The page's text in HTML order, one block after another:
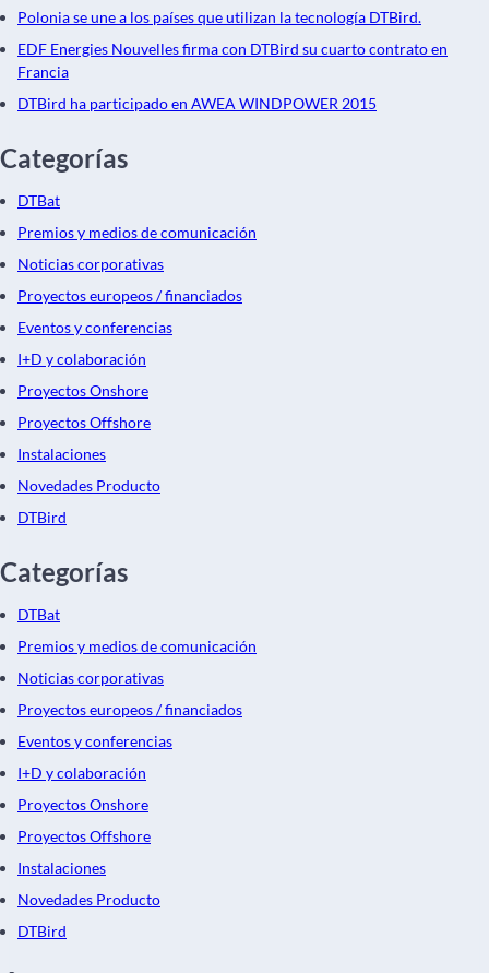
Polonia se une a los países que utilizan la tecnología DTBird.
EDF Energies Nouvelles firma con DTBird su cuarto contrato en
Francia
DTBird ha participado en AWEA WINDPOWER 2015
Categorías
DTBat
Premios y medios de comunicación
Noticias corporativas
Proyectos europeos / financiados
Eventos y conferencias
I+D y colaboración
Proyectos Onshore
Proyectos Offshore
Instalaciones
Novedades Producto
DTBird
Categorías
DTBat
Premios y medios de comunicación
Noticias corporativas
Proyectos europeos / financiados
Eventos y conferencias
I+D y colaboración
Proyectos Onshore
Proyectos Offshore
Instalaciones
Novedades Producto
DTBird